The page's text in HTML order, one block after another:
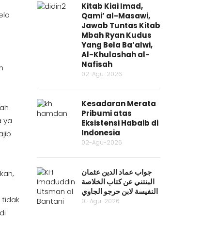
ya
tidak
Kitab Kiai Imad,
Qami’ al-Masawi,
Jawab Tuntas Kitab
Mbah Ryan Kudus
Yang Bela Ba’alwi,
Al-Khulashah al-
Nafisah
02-Agu-2026
Kesadaran Merata
Pribumi atas
Eksistensi Habaib di
Indonesia
02-Agu-2026
جواب عماد الدين عثمان
البنتني عن كتاب الخلاصة
النفيسة لابن حرجو الجاوي
01-Agu-2026